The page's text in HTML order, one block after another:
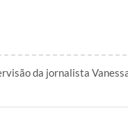
da jornalista